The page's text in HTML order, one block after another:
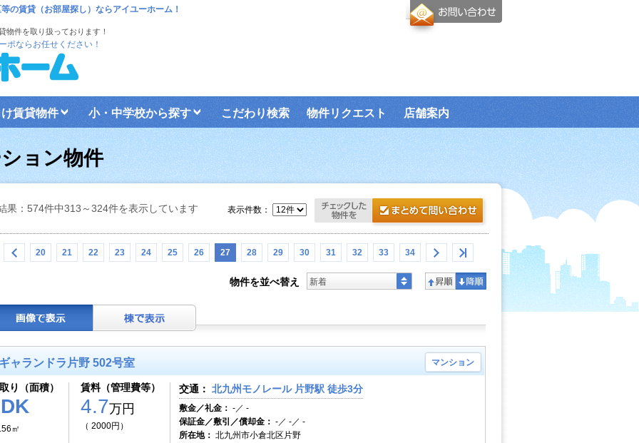
の賃貸（お部屋探し）ならアイユーホーム！
物件を取り扱っております！
ポならお任せください！
賃貸物件 小・中学校から探す こだわり検索 物件リクエスト 店舗案内
ョン物件
果：574件中313～324件を表示しています
20 21 22 23 24 25 26 27 28 29 30 31 32 33 34
表示件数：
物件を並べ替え 新着
ャランドラ片野 502号室 マンション
り（面積）
㎡
賃料（管理費等）
4.7万円
（ 2000円）
交通： 北九州モノレール 片野駅 徒歩3分
敷金／礼金： -／ -
保証金／敷引／償却金： -／ -／ -
所在地： 北九州市小倉北区片野